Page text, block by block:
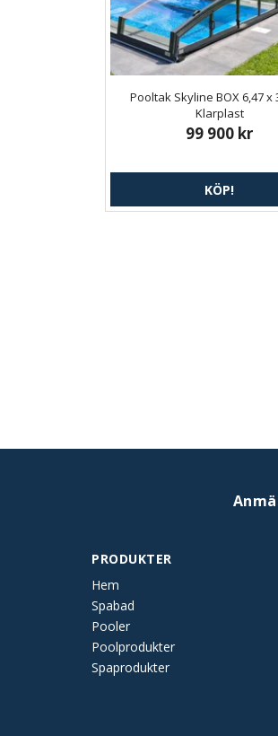
Pooltak Skyline BOX 6,47 x
Klarplast
99 900 kr
KÖP!
PRODUKTER
Hem
Spabad
Pooler
Poolprodukter
Spaprodukter